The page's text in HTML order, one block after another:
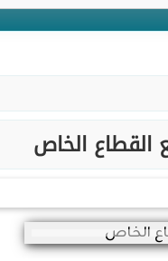
القطاع الخاص